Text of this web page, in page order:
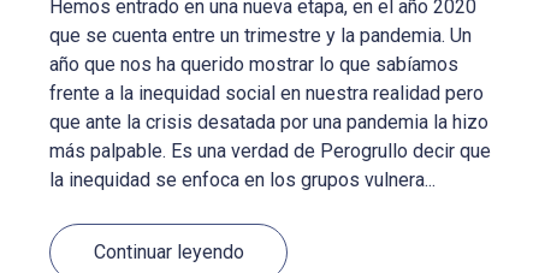
Hemos entrado en una nueva etapa, en el año 2020
que se cuenta entre un trimestre y la pandemia. Un
año que nos ha querido mostrar lo que sabíamos
frente a la inequidad social en nuestra realidad pero
que ante la crisis desatada por una pandemia la hizo
más palpable. Es una verdad de Perogrullo decir que
la inequidad se enfoca en los grupos vulnera...
Continuar leyendo